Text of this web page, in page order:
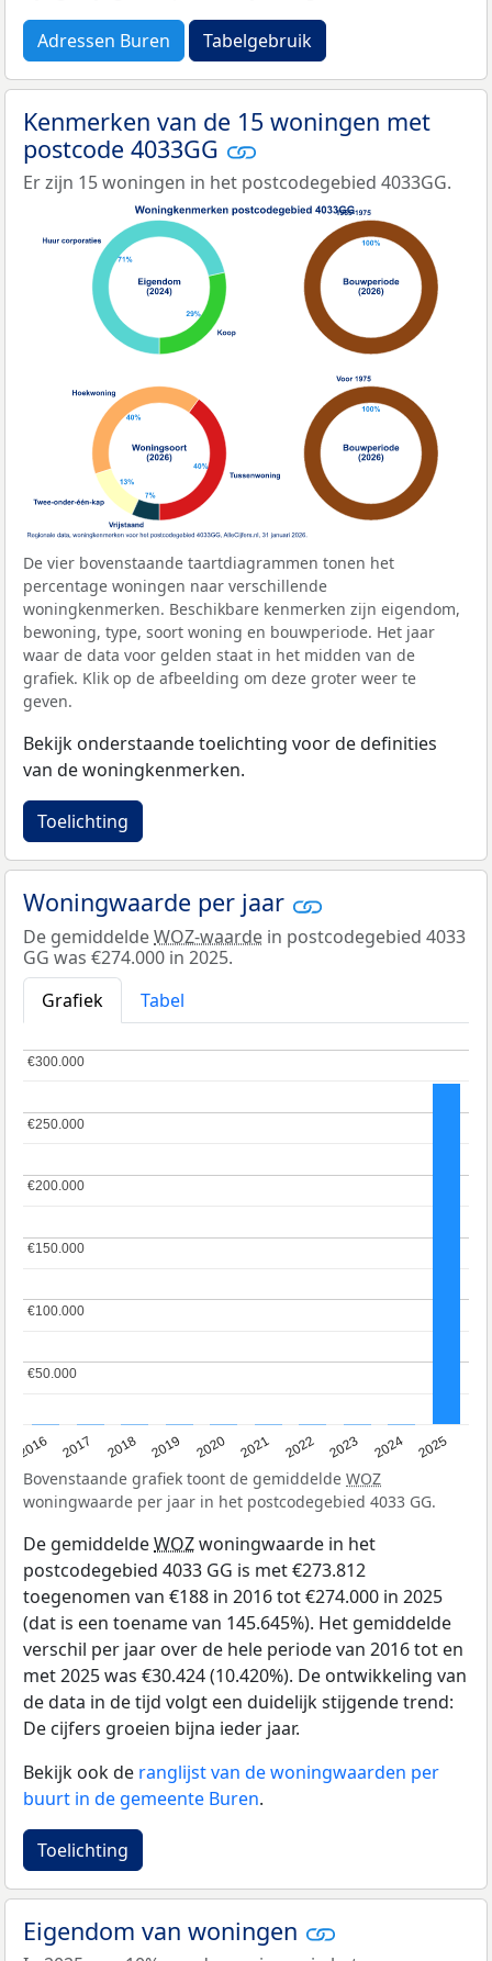
Adressen Buren Tabelgebruik
Kenmerken van de 15 woningen met
postcode 4033GG
Er zijn 15 woningen in het postcodegebied 4033GG.
De vier bovenstaande taartdiagrammen tonen het
percentage woningen naar verschillende
woningkenmerken. Beschikbare kenmerken zijn eigendom,
bewoning, type, soort woning en bouwperiode. Het jaar
waar de data voor gelden staat in het midden van de
grafiek. Klik op de afbeelding om deze groter weer te
geven.
Bekijk onderstaande toelichting voor de definities
van de woningkenmerken.
Toelichting
Woningwaarde per jaar
De gemiddeldeWOZ-waarde in postcodegebied 4033
GG was €274.000 in 2025.
Grafiek
Tabel
2016 2017 2018 2019 2020 2021 2022 2023 2024 2025
€50.000
€50.000
€100.000
€100.000
€150.000
€150.000
€200.000
€200.000
€250.000
€250.000
€300.000
€300.000
Bovenstaande grafiek toont de gemiddelde WOZ
woningwaarde per jaar in het postcodegebied 4033 GG.
De gemiddeldeWOZwoningwaarde in het
postcodegebied 4033 GG is met €273.812
toegenomen van €188 in 2016 tot €274.000 in 2025
(dat is een toename van 145.645%). Het gemiddelde
verschil per jaar over de hele periode van 2016 tot en
met 2025 was €30.424 (10.420%). De ontwikkeling van
de data in de tijd volgt een duidelijk stijgende trend:
De cijfers groeien bijna ieder jaar.
Bekijk ook de ranglijst van de woningwaarden per
buurt in de gemeente Buren.
Toelichting
Eigendom van woningen